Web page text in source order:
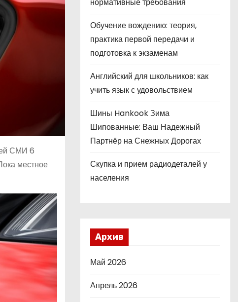
СМИ 6
местное
Обучение вождению: теория,
практика первой передачи и
подготовка к экзаменам
Английский для школьников: как
учить язык с удовольствием
Шины Hankook Зима
Шипованные: Ваш Надежный
Партнёр на Снежных Дорогах
Скупка и прием радиодеталей у
населения
Архив
Май 2026
Апрель 2026